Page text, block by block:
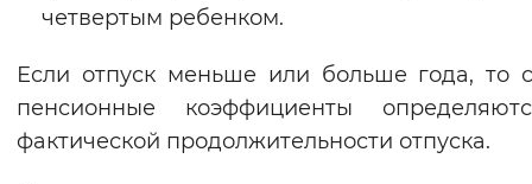
четвертым ребенком.
Если отпуск меньше или больше года, то
пенсионные коэффициенты
фактической продолжительности отпуска.